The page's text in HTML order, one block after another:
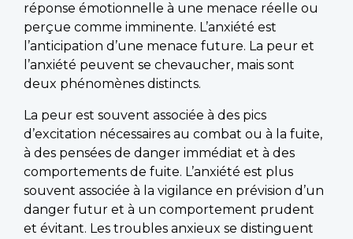
réponse émotionnelle à une menace réelle ou
perçue comme imminente. L’anxiété est
l’anticipation d’une menace future. La peur et
l’anxiété peuvent se chevaucher, mais sont
deux phénomènes distincts.
La peur est souvent associée à des pics
d’excitation nécessaires au combat ou à la fuite,
à des pensées de danger immédiat et à des
comportements de fuite. L’anxiété est plus
souvent associée à la vigilance en prévision d’un
danger futur et à un comportement prudent
et évitant. Les troubles anxieux se distinguent